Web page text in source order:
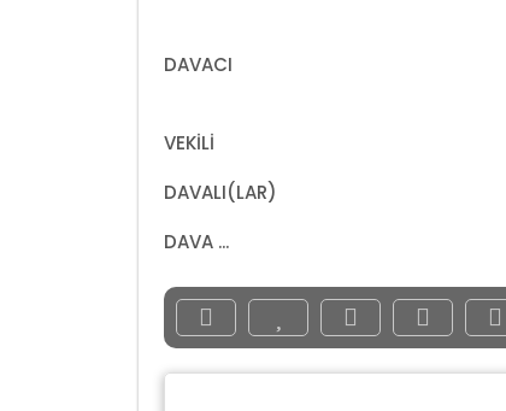
DAVACI
VEKİLİ
DAVALI(LAR)
DAVA ...